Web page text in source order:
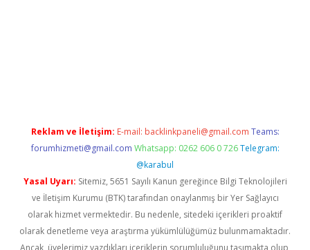
Reklam ve İletişim: E-mail: backlinkpaneli@gmail.com Teams:
forumhizmeti@gmail.com Whatsapp: 0262 606 0 726 Telegram:
@karabul
Yasal Uyarı: Sitemiz, 5651 Sayılı Kanun gereğince Bilgi Teknolojileri
ve İletişim Kurumu (BTK) tarafından onaylanmış bir Yer Sağlayıcı
olarak hizmet vermektedir. Bu nedenle, sitedeki içerikleri proaktif
olarak denetleme veya araştırma yükümlülüğümüz bulunmamaktadır.
Ancak, üyelerimiz yazdıkları içeriklerin sorumluluğunu taşımakta olup,